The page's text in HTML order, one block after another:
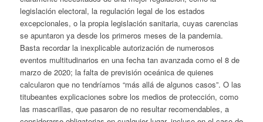
legislación electoral, la regulación legal de los estados
excepcionales, o la propia legislación sanitaria, cuyas carencias
se apuntaron ya desde los primeros meses de la pandemia.
Basta recordar la inexplicable autorización de numerosos
eventos multitudinarios en una fecha tan avanzada como el 8 de
marzo de 2020; la falta de previsión oceánica de quienes
calcularon que no tendríamos “más allá de algunos casos”. O las
titubeantes explicaciones sobre los medios de protección, como
las mascarillas, que pasaron de no resultar recomendables, a